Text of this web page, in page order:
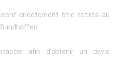
directement être retirés au
afin d’obtenir un devis